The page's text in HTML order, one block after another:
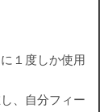
１度しか使用
、自分フィー